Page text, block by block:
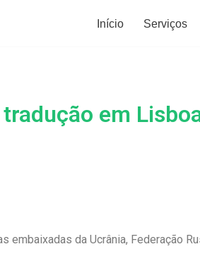
Início Serviços
em
embaixadas da Ucrânia, Federação